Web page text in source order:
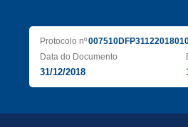
Protocolo nº
Data do Documento
31/12/2018